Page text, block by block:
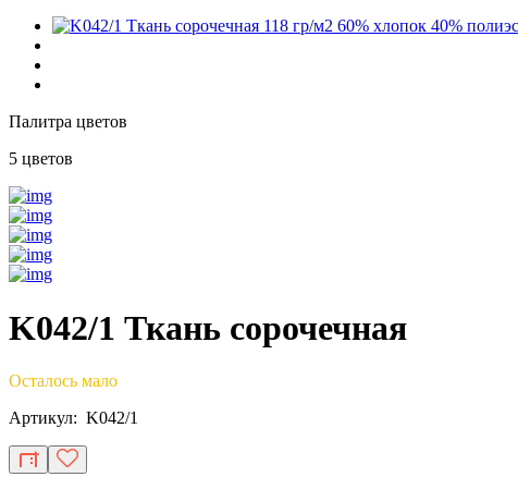
Палитра цветов
5 цветов
K042/1 Ткань сорочечная
Осталось мало
Артикул: K042/1